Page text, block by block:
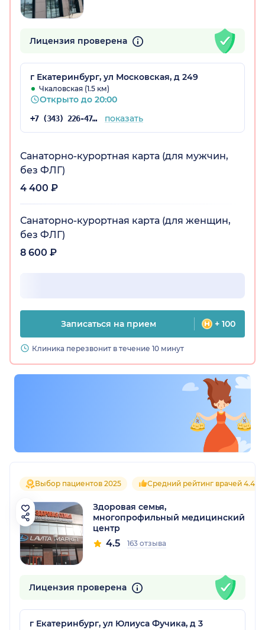
Лицензия проверена
г Екатеринбург, ул Московская, д 249
Чкаловская (1.5 км)
Открыто до 20:00
+7 (343) 226-47-61 показать
Санаторно-курортная карта (для мужчин,
без ФЛГ)
4 400 ₽
Санаторно-курортная карта (для женщин,
без ФЛГ)
8 600 ₽
Записаться на прием + 100
Клиника перезвонит в течение 10 минут
Выбор пациентов 2025 Средний рейтинг врачей 4.4
Здоровая семья,
многопрофильный медицинский
центр
4.5 163 отзыва
Лицензия проверена
г Екатеринбург, ул Юлиуса Фучика, д 3